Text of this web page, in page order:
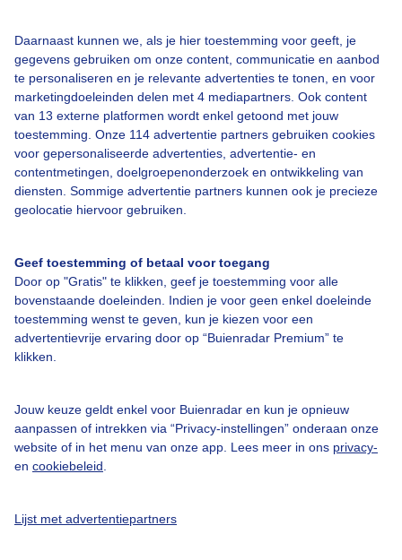
Daarnaast kunnen we, als je hier toestemming voor geeft, je
gegevens gebruiken om onze content, communicatie en aanbod
te personaliseren en je relevante advertenties te tonen, en voor
marketingdoeleinden delen met 4 mediapartners. Ook content
van 13 externe platformen wordt enkel getoond met jouw
toestemming. Onze 114 advertentie partners gebruiken cookies
voor gepersonaliseerde advertenties, advertentie- en
contentmetingen, doelgroepenonderzoek en ontwikkeling van
diensten. Sommige advertentie partners kunnen ook je precieze
geolocatie hiervoor gebruiken.
Geef toestemming of betaal voor toegang
Door op "Gratis" te klikken, geef je toestemming voor alle
bovenstaande doeleinden. Indien je voor geen enkel doeleinde
toestemming wenst te geven, kun je kiezen voor een
advertentievrije ervaring door op “Buienradar Premium” te
klikken.
Jouw keuze geldt enkel voor Buienradar en kun je opnieuw
aanpassen of intrekken via “Privacy-instellingen” onderaan onze
website of in het menu van onze app. Lees meer in ons privacy-
en cookiebeleid
Lijst met advertentiepartners
Over Buienradar
Bedrijfsgegevens
Veelgestelde vragen
Toegankelijkheid
Adverteren
Cookie beleid
Privacy instellingen